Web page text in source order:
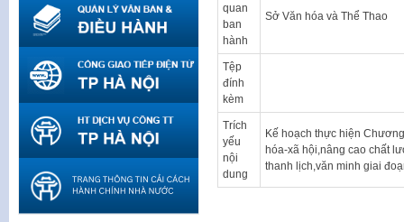
quan
ban
hành
Sở Văn hóa và Thể Thao
Tệp
đính
kèm
Trích
yếu
nội
dung
Kế hoạch thực hiện
hóa-xã hội,nâng cao chất
thanh lịch,văn minh giai